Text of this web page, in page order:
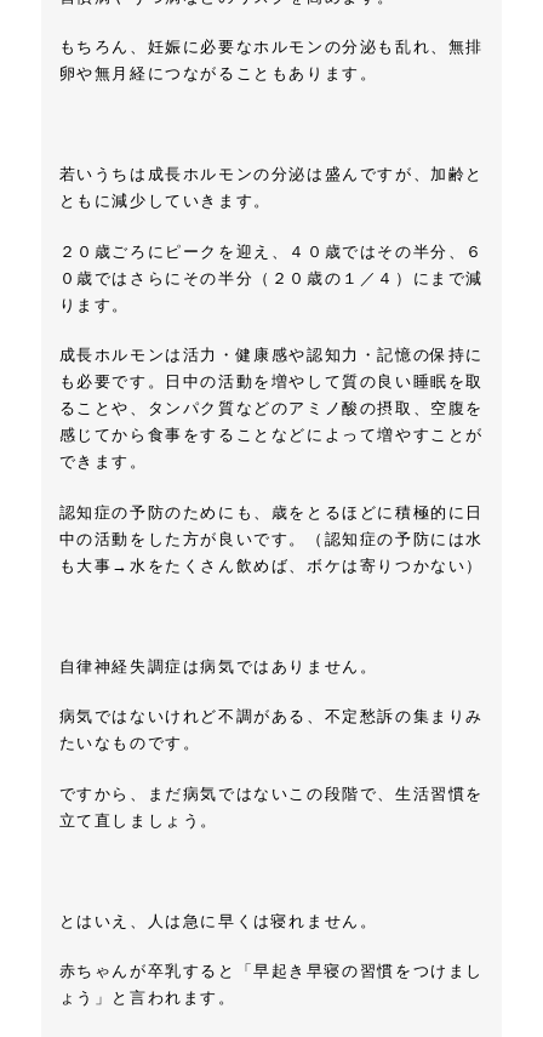
もちろん、妊娠に必要なホルモンの分泌も乱れ、無排
卵や無月経につながることもあります。
若いうちは成長ホルモンの分泌は盛んですが、加齢と
ともに減少していきます。
２０歳ごろにピークを迎え、４０歳ではその半分、６
０歳ではさらにその半分（２０歳の１／４）にまで減
ります。
成長ホルモンは活力・健康感や認知力・記憶の保持に
も必要です。日中の活動を増やして質の良い睡眠を取
ることや、タンパク質などのアミノ酸の摂取、空腹を
感じてから食事をすることなどによって増やすことが
できます。
認知症の予防のためにも、歳をとるほどに積極的に日
中の活動をした方が良いです。（認知症の予防には水
も大事→ 水をたくさん飲めば、ボケは寄りつかない ）
自律神経失調症は病気ではありません。
病気ではないけれど不調がある、不定愁訴の集まりみ
たいなものです。
ですから、まだ病気ではないこの段階で、生活習慣を
立て直しましょう。
とはいえ、人は急に早くは寝れません。
赤ちゃんが卒乳すると「早起き早寝の習慣をつけまし
ょう」と言われます。